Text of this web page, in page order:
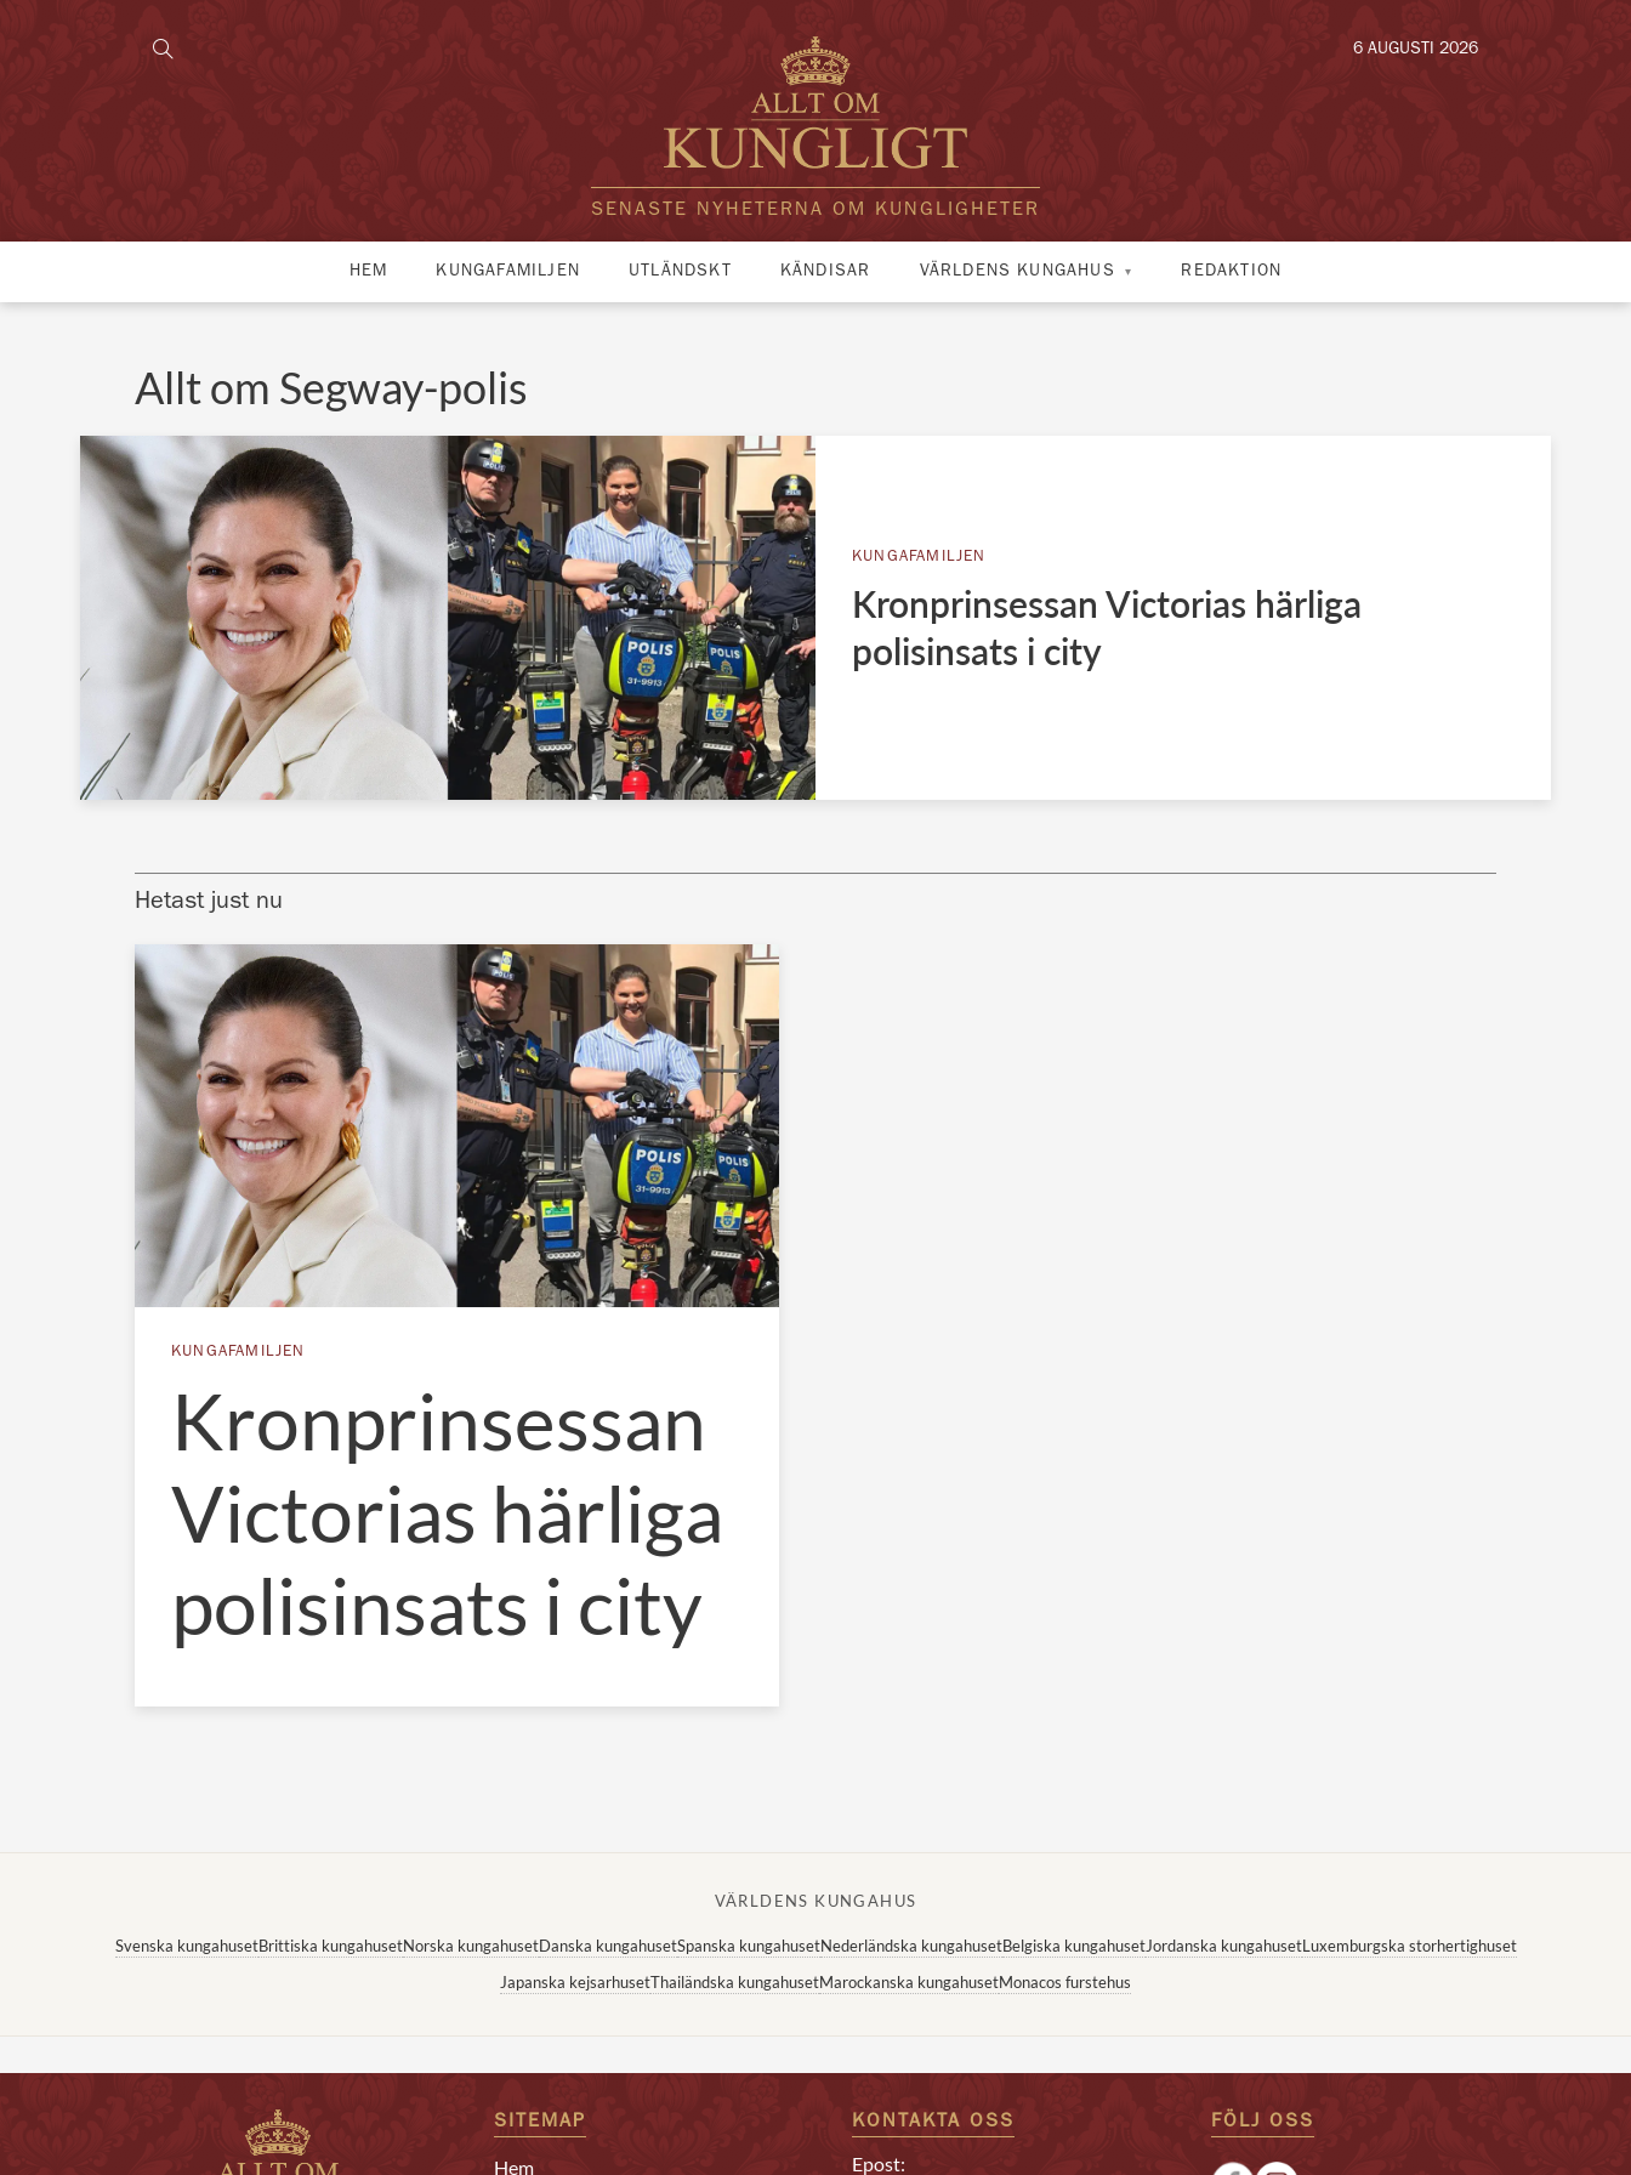
SENASTE NYHETERNA OM KUNGLIGHETER
6 AUGUSTI 2026
HEM KUNGAFAMILJEN UTLÄNDSKT KÄNDISAR VÄRLDENS KUNGAHUS REDAKTION
Allt om Segway-polis
KUNGAFAMILJEN
Kronprinsessan Victorias härliga
polisinsats i city
Hetast just nu
KUNGAFAMILJEN
Kronprinsessan
Victorias härliga
polisinsats i city
VÄRLDENS KUNGAHUS
Svenska kungahusetBrittiska kungahusetNorska kungahusetDanska kungahusetSpanska kungahusetNederländska kungahusetBelgiska kungahusetJordanska kungahusetLuxemburgska storhertighuset
Japanska kejsarhusetThailändska kungahusetMarockanska kungahusetMonacos furstehus
SITEMAP
Hem
KONTAKTA OSS
Epost:
FÖLJ OSS